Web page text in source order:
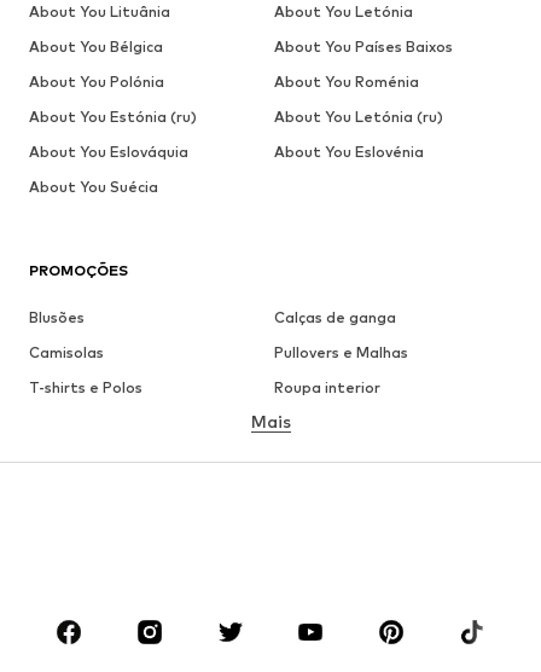
PROMOÇÕES
Blusões
Calças de ganga
Camisolas
Pullovers e Malhas
T-shirts e Polos
Roupa interior
Camisas
ROUPA
Mais
About You Lituânia
About You Letónia
About You Bélgica
About You Países Baixos
About You Polónia
About You Roménia
About You Estónia (ru)
About You Letónia (ru)
About You Eslováquia
About You Eslovénia
About You Suécia